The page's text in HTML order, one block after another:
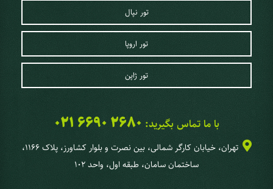
تور نپال
تور اروپا
تور ژاپن
با ما تماس بگیرید: 021 6690 2680
تهران، خیابان کارگر شمالی، بین نصرت و بلوار کشاورز، پلاک 1166،
ساختمان سامان، طبقه اول، واحد 102